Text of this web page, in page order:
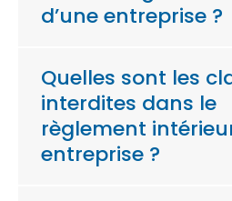
d’une entreprise ?
Quelles sont les
interdites dans le
règlement
entreprise ?